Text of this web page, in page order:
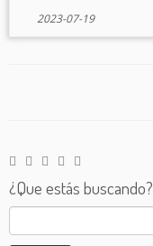
2023-07-19
¿Que estás buscando?
Buscar: